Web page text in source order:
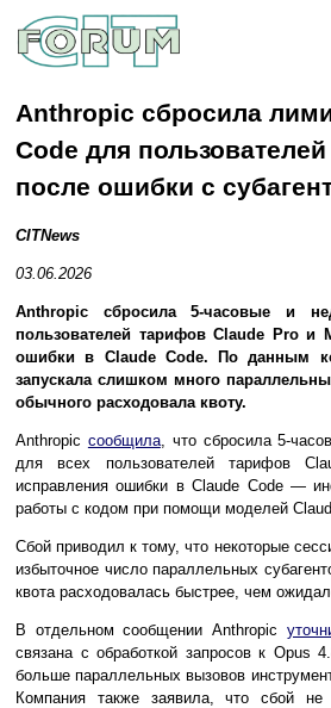
Anthropic сбросила
Code для
после ошибки с
CITNews
03.06.2026
Anthropic сбросила 5-часовые и
пользователей тарифов Claude Pro и
ошибки в Claude Code. По данным
запускала слишком много
обычного расходовала квоту.
Anthropic сообщила, что сбросила 5-
для всех пользователей тарифов
исправления ошибки в Claude Code —
работы с кодом при помощи моделей
Сбой приводил к тому, что некоторые
избыточное число параллельных
квота расходовалась быстрее, чем
В отдельном сообщении Anthropic
связана с обработкой запросов к Opus
больше параллельных вызовов
Компания также заявила, что сбой